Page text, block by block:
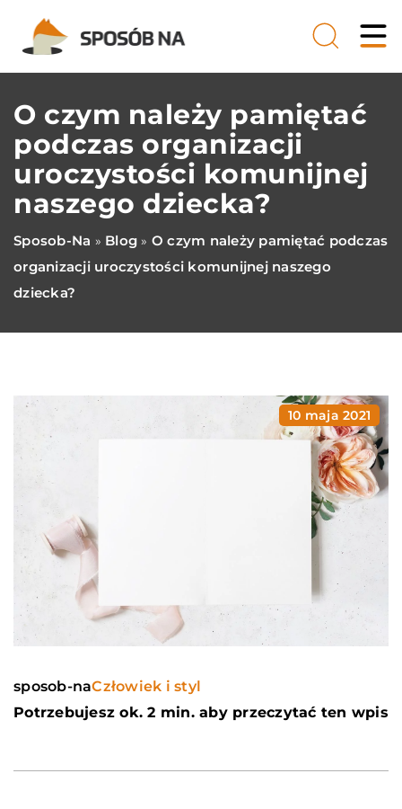
O czym należy pamiętać
podczas organizacji
uroczystości komunijnej
naszego dziecka?
Sposob-Na » Blog » O czym należy pamiętać podczas
organizacji uroczystości komunijnej naszego
dziecka?
10 maja 2021
sposob-naCzłowiek i styl
Potrzebujesz ok. 2 min. aby przeczytać ten wpis